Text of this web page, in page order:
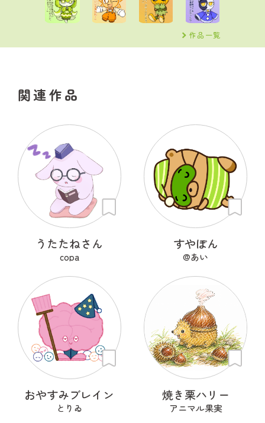
作品一覧
関連作品
うたたねさん
copa
すやぽん
@あい
おやすみブレイン
とりゐ
焼き栗ハリー
アニマル果実